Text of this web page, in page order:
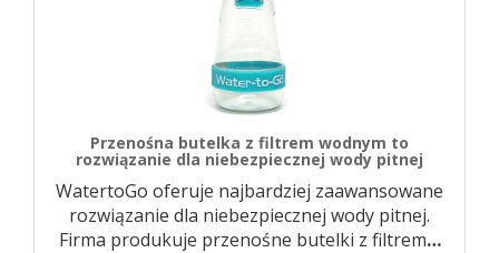
Przenośna butelka z filtrem wodnym to
rozwiązanie dla niebezpiecznej wody pitnej
WatertoGo oferuje najbardziej zaawansowane
rozwiązanie dla niebezpiecznej wody pitnej.
Firma produkuje przenośne butelki z filtrem…